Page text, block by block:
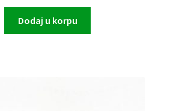
Dodaj u korpu